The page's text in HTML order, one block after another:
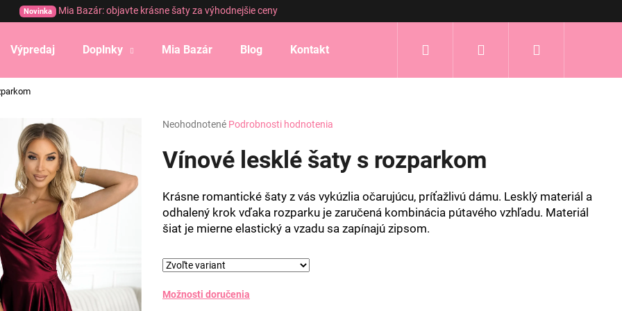
Novinka Mia Bazár: objavte krásne šaty za výhodnejšie ceny
Výpredaj Doplnky Mia Bazár Blog Kontakt Prihlásenie
Priemerné
produktu
je
5
hviezdičiek.
Neohodnotené Podrobnosti hodnotenia
Vínové lesklé šaty s rozparkom
Krásne romantické šaty z vás vykúzlia očarujúcu, príťažlivú dámu. Lesklý materiál a
odhalený krok vďaka rozparku je zaručená kombinácia pútavého vzhľadu. Materiál
šiat je mierne elastický a vzadu sa zapínajú zipsom.
Možnosti doručenia
Čo potrebujete nájsť?
HĽADAŤ
Odporúčame